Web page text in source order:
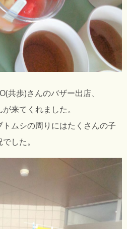
共歩)さんのバザー出店、
来てくれました。
ムシの周りにはたくさんの子
した。